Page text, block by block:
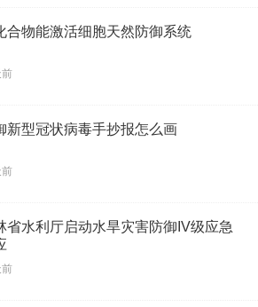
合物能激活细胞天然防御系统
前
新型冠状病毒手抄报怎么画
前
省水利厅启动水旱灾害防御IV级应急
前